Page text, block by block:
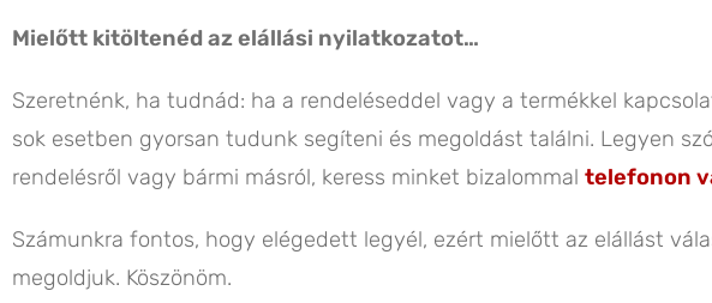
Mielőtt kitöltenéd az elállási nyilatkozatot…
Szeretnénk, ha tudnád: ha a rendeléseddel vagy a termékkel
sok esetben gyorsan tudunk segíteni és megoldást találni. Legyen
rendelésről vagy bármi másról, keress minket bizalommal telefonon
Számunkra fontos, hogy elégedett legyél, ezért mielőtt az elállást
megoldjuk. Köszönöm.